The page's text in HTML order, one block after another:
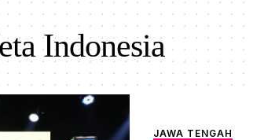
Indonesia
JAWA TENGAH